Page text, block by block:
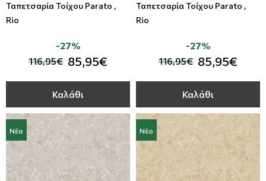
Ταπετσαρία Τοίχου Parato ,
Rio
116,95€ 85,95€
-27%
Καλάθι
Ταπετσαρία Τοίχου Parato ,
Rio
116,95€ 85,95€
-27%
Καλάθι
Νέο Νέο